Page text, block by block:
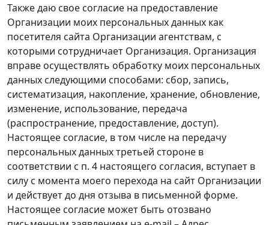
Также даю свое согласие на предоставление
Организации моих персональных данных как
посетителя сайта Организации агентствам, с
которыми сотрудничает Организация. Организация
вправе осуществлять обработку моих персональных
данных следующими способами: сбор, запись,
систематизация, накопление, хранение, обновление,
изменение, использование, передача
(распространение, предоставление, доступ).
Настоящее согласие, в том числе на передачу
персональных данных третьей стороне в
соответствии с п. 4 настоящего согласия, вступает в
силу с момента моего перехода на сайт Организации
и действует до дня отзыва в письменной форме.
Настоящее согласие может быть отозвано